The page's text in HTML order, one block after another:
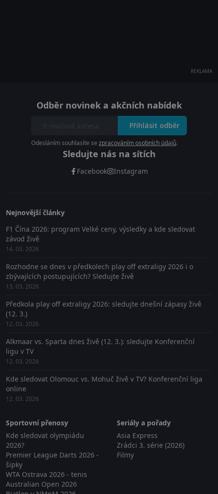
REKLAMA
Odběr novinek a akčních nabídek
Přihlásit odběr
Odesláním souhlasíte se zpracováním osobních údajů.
Sledujte nás na sítích
Facebook Instagram
Nejnovější články
F1 Čína 2026: program Velké ceny, výsledky a kde sledovat
závod živě
14. 03. 2026
Rozhodne se dnes v předkolech play off extraligy 2026 i o
zbývajících postupujících? Sledujte živě
13. 03. 2026
Předkola play off extraligy 2026: sledujte dnešní zápasy živě
(12. 3.)
12. 03. 2026
Alkmaar vs. Sparta dnes živě (12. 3.): sledujte Konferenční
ligu v TV
12. 03. 2026
Kde sledovat Olomouc vs. Mohuč živě v TV? Konferenční liga
online
12. 03. 2026
Sportovní přenosy
Kde sledovat olympiádu
2026?
Premier League Darts 2026 -
šipky
WTA Ostrava 2026 - tenis
Australian Open 2026
Seriály a pořady
Asia Express
Zrádci 3. série (2026)
Filmy